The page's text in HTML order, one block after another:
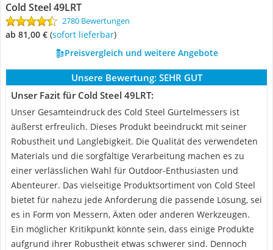
Cold Steel 49LRT
2780 Bewertungen
ab 81,00 € ( Sofort lieferbar)
Preisvergleich und weitere Angebote
Unsere Bewertung: SEHR GUT
Unser Fazit für Cold Steel 49LRT:
Unser Gesamteindruck des Cold Steel Gürtelmessers ist
äußerst erfreulich. Dieses Produkt beeindruckt mit seiner
Robustheit und Langlebigkeit. Die Qualität des verwendeten
Materials und die sorgfältige Verarbeitung machen es zu
einer verlässlichen Wahl für Outdoor-Enthusiasten und
Abenteurer. Das vielseitige Produktsortiment von Cold Steel
bietet für nahezu jede Anforderung die passende Lösung, sei
es in Form von Messern, Äxten oder anderen Werkzeugen.
Ein möglicher Kritikpunkt könnte sein, dass einige Produkte
aufgrund ihrer Robustheit etwas schwerer sind. Dennoch